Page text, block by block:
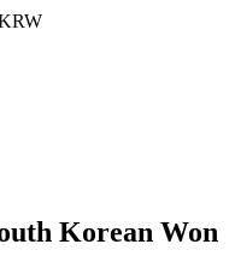
Korean Won